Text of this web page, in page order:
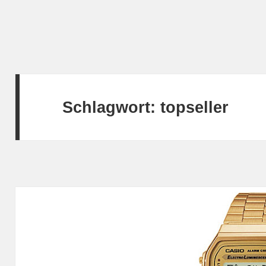
Schlagwort:topseller